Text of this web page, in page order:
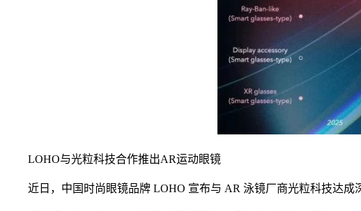
LOHO与光粒科技合作推出AR运动眼镜
近日，中国时尚眼镜品牌 LOHO 宣布与 AR 泳镜厂商光粒科技达成